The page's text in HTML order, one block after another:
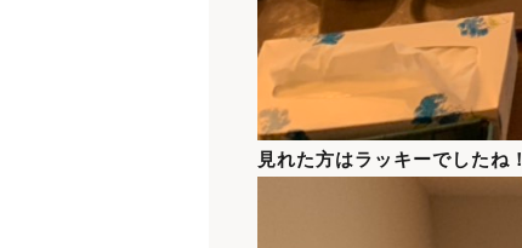
見れた方はラッキーでしたね！